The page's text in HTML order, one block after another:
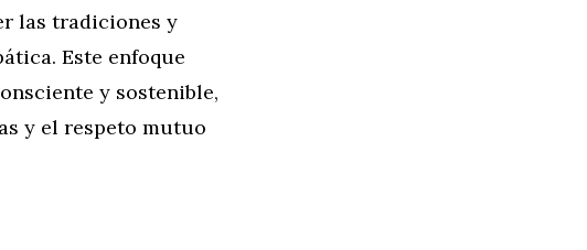
las tradiciones y
Este enfoque
y sostenible,
y el respeto mutuo